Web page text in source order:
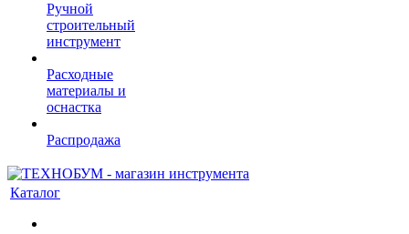
Ручной
строительный
инструмент
Расходные
материалы и
оснастка
Распродажа
Каталог